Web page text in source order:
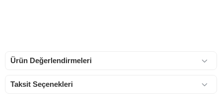
Ürün Değerlendirmeleri
Taksit Seçenekleri